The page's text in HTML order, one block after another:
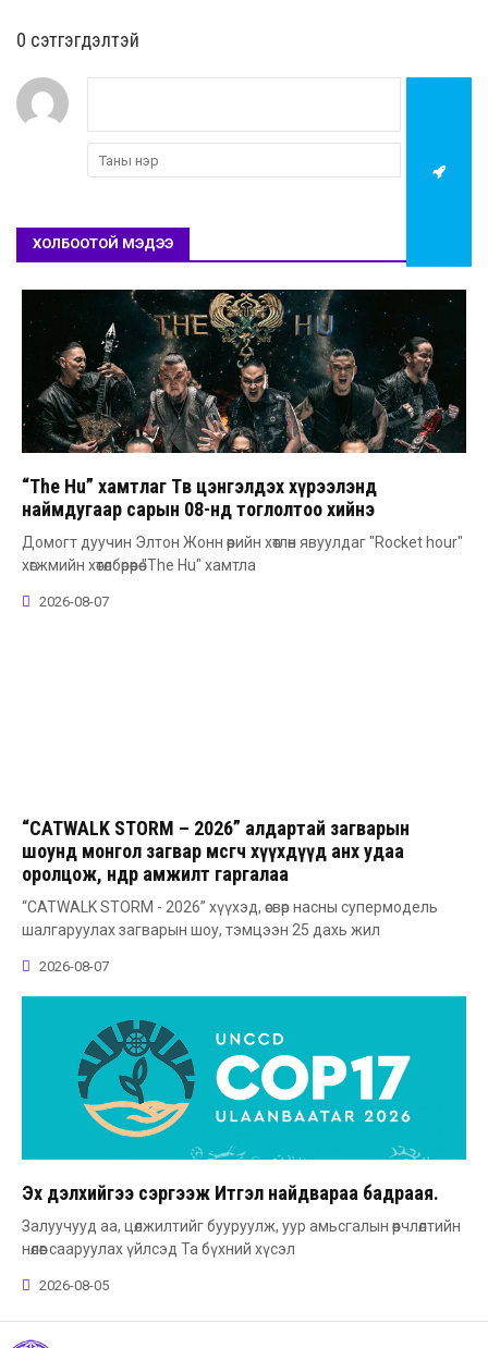
0 cэтгэгдэлтэй
ХОЛБООТОЙ МЭДЭЭ
“The Hu” хамтлаг Төв цэнгэлдэх хүрээлэнд
наймдугаар сарын 08-нд тоглолтоо хийнэ
Домогт дуучин Элтон Жонн өөрийн хөтлөн явуулдаг "Rocket hour"
хөгжмийн хөтөлбөрөөрөө "The Hu" хамтла
2026-08-07
“CATWALK STORM – 2026” алдартай загварын
шоунд монгол загвар өмсөгч хүүхдүүд анх удаа
оролцож, өндөр амжилт гаргалаа
“CATWALK STORM - 2026” хүүхэд, өсвөр насны супермодель
шалгаруулах загварын шоу, тэмцээн 25 дахь жил
2026-08-07
Эх дэлхийгээ сэргээж Итгэл найдвараа бадраая.
Залуучууд аа, цөлжилтийг бууруулж, уур амьсгалын өөрчлөлтийн
нөлөөг сааруулах үйлсэд Та бүхний хүсэл
2026-08-05